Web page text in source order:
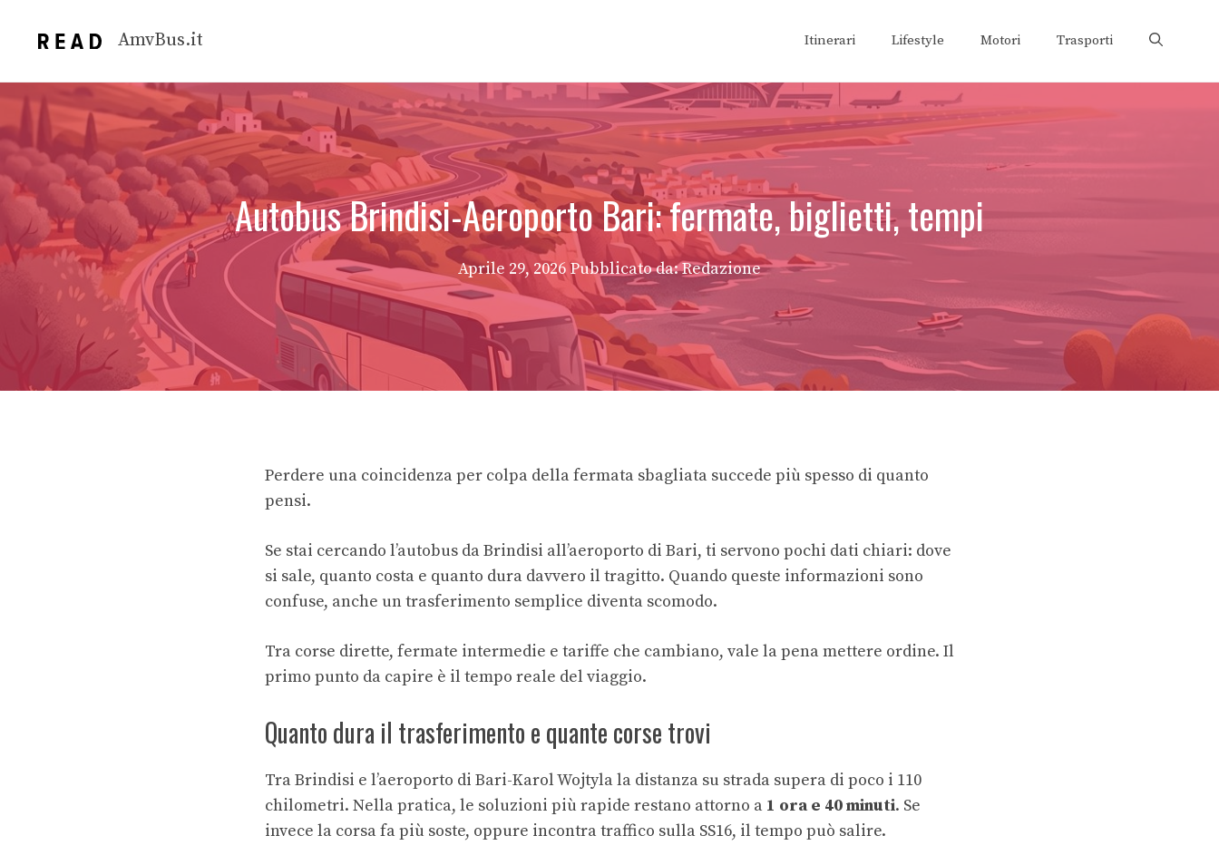
AmvBus.it Itinerari Lifestyle Motori Trasporti
Autobus Brindisi-Aeroporto Bari: fermate, biglietti, tempi
Aprile 29, 2026 Pubblicato da: Redazione
Perdere una coincidenza per colpa della fermata sbagliata succede più spesso di quanto
pensi.
Se stai cercando l’autobus da Brindisi all’aeroporto di Bari, ti servono pochi dati chiari: dove
si sale, quanto costa e quanto dura davvero il tragitto. Quando queste informazioni sono
confuse, anche un trasferimento semplice diventa scomodo.
Tra corse dirette, fermate intermedie e tariffe che cambiano, vale la pena mettere ordine. Il
primo punto da capire è il tempo reale del viaggio.
Quanto dura il trasferimento e quante corse trovi
Tra Brindisi e l’aeroporto di Bari-Karol Wojtyla la distanza su strada supera di poco i 110
chilometri. Nella pratica, le soluzioni più rapide restano attorno a 1 ora e 40 minuti. Se
invece la corsa fa più soste, oppure incontra traffico sulla SS16, il tempo può salire.